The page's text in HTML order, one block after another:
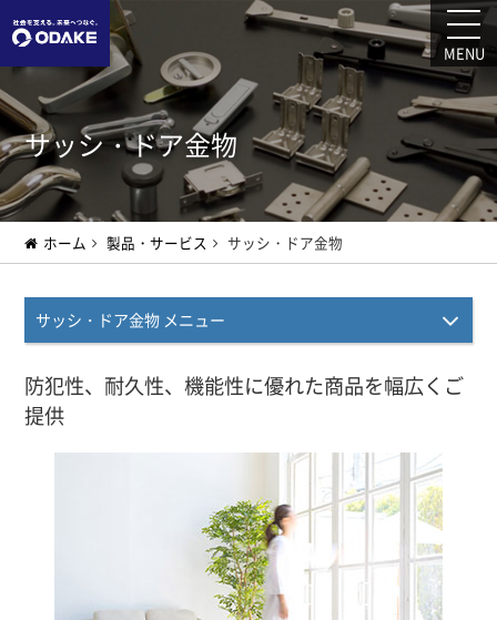
MENU
お問い合わせ
サッシ・ドア金物
ホーム 製品・サービス サッシ・ドア金物
サッシ・ドア金物 メニュー
防犯性、耐久性、機能性に優れた商品を幅広くご
提供